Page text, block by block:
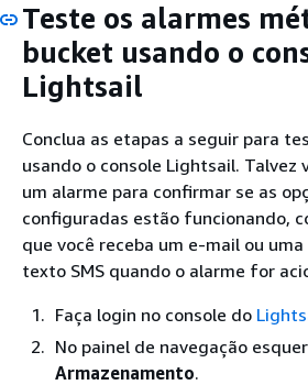
Teste os alarmes
bucket usando o
Lightsail
Conclua as etapas a seguir para
usando o console Lightsail. Talvez
um alarme para confirmar se as
configuradas estão funcionando,
que você receba um e-mail ou
texto SMS quando o alarme for
Faça login no console do
No painel de navegação
Armazenamento.